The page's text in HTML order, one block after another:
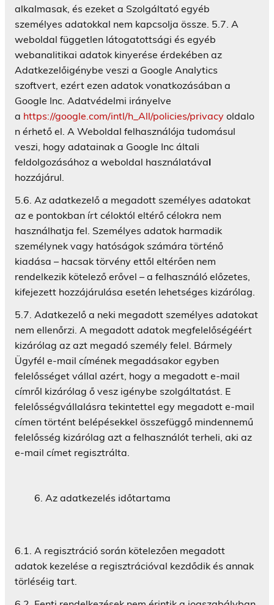
alkalmasak, és ezeket a Szolgáltató egyéb
személyes adatokkal nem kapcsolja össze. 5.7. A
weboldal független látogatottsági és egyéb
webanalitikai adatok kinyerése érdekében az
Adatkezelőigénybe veszi a Google Analytics
szoftvert, ezért ezen adatok vonatkozásában a
Google Inc. Adatvédelmi irányelve
a https://google.com/intl/h_All/policies/privacy oldalo
n érhető el. A Weboldal felhasználója tudomásul
veszi, hogy adatainak a Google Inc általi
feldolgozásához a weboldal használatával
hozzájárul.
5.6. Az adatkezelő a megadott személyes adatokat
az e pontokban írt céloktól eltérő célokra nem
használhatja fel. Személyes adatok harmadik
személynek vagy hatóságok számára történő
kiadása – hacsak törvény ettől eltérően nem
rendelkezik kötelező erővel – a felhasználó előzetes,
kifejezett hozzájárulása esetén lehetséges kizárólag.
5.7. Adatkezelő a neki megadott személyes adatokat
nem ellenőrzi. A megadott adatok megfelelőségéért
kizárólag az azt megadó személy felel. Bármely
Ügyfél e-mail címének megadásakor egyben
felelősséget vállal azért, hogy a megadott e-mail
címről kizárólag ő vesz igénybe szolgáltatást. E
felelősségvállalásra tekintettel egy megadott e-mail
címen történt belépésekkel összefüggő mindennemű
felelősség kizárólag azt a felhasználót terheli, aki az
e-mail címet regisztrálta.
Az adatkezelés időtartama
6.1. A regisztráció során kötelezően megadott
adatok kezelése a regisztrációval kezdődik és annak
törléséig tart.